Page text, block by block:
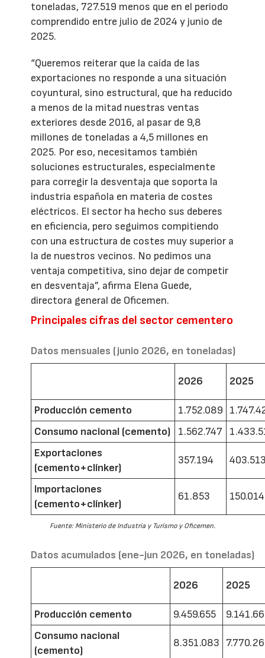
toneladas, 727.519 menos que en el periodo
comprendido entre julio de 2024 y junio de
2025.
“Queremos reiterar que la caída de las
exportaciones no responde a una situación
coyuntural, sino estructural, que ha reducido
a menos de la mitad nuestras ventas
exteriores desde 2016, al pasar de 9,8
millones de toneladas a 4,5 millones en
2025. Por eso, necesitamos también
soluciones estructurales, especialmente
para corregir la desventaja que soporta la
industria española en materia de costes
eléctricos. El sector ha hecho sus deberes
en eficiencia, pero seguimos compitiendo
con una estructura de costes muy superior a
la de nuestros vecinos. No pedimos una
ventaja competitiva, sino dejar de competir
en desventaja”, afirma Elena Guede,
directora general de Oficemen.
Principales cifras del sector cementero
Datos mensuales (junio 2026, en toneladas)
2026 2025
Producción cemento 1.752.089
Consumo nacional (cemento)
1.562.747
Exportaciones
(cemento+clínker)
357.194
Importaciones
(cemento+clínker)
61.853 150.014
Fuente: Ministerio de Industria y Turismo y Oficemen.
Datos acumulados (ene-jun 2026, en toneladas)
2026 2025
Producción cemento 9.459.655
Consumo nacional
(cemento)
8.351.083